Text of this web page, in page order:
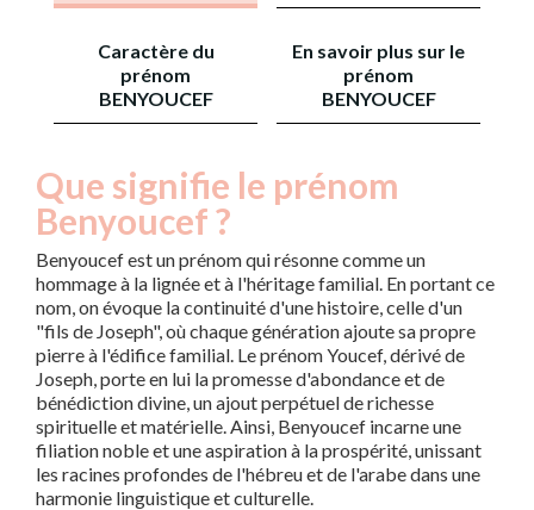
Caractère du
prénom
BENYOUCEF
En savoir plus sur le
prénom
BENYOUCEF
Que signifie le prénom
Benyoucef ?
Benyoucef est un prénom qui résonne comme un
hommage à la lignée et à l'héritage familial. En portant ce
nom, on évoque la continuité d'une histoire, celle d'un
"fils de Joseph", où chaque génération ajoute sa propre
pierre à l'édifice familial. Le prénom Youcef, dérivé de
Joseph, porte en lui la promesse d'abondance et de
bénédiction divine, un ajout perpétuel de richesse
spirituelle et matérielle. Ainsi, Benyoucef incarne une
filiation noble et une aspiration à la prospérité, unissant
les racines profondes de l'hébreu et de l'arabe dans une
harmonie linguistique et culturelle.